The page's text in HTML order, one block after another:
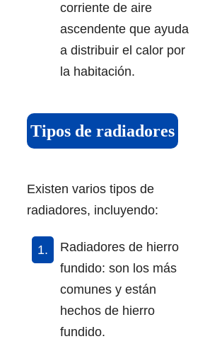
corriente de aire
ascendente que ayuda
a distribuir el calor por
la habitación.
Tipos de radiadores
Existen varios tipos de
radiadores, incluyendo:
Radiadores de hierro
fundido: son los más
comunes y están
hechos de hierro
fundido.